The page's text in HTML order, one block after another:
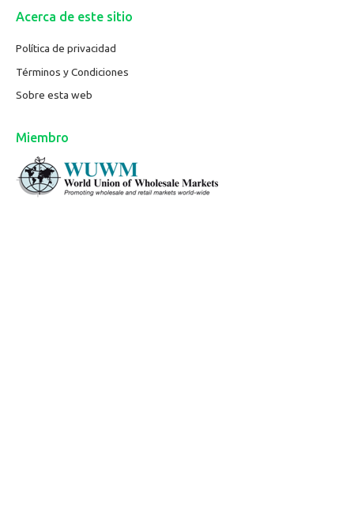
Acerca de este sitio
Política de privacidad
Términos y Condiciones
Sobre esta web
Miembro